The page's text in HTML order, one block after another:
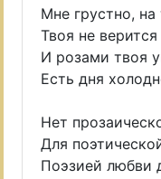
Мне грустно, на
Твоя не
И розами твоя
Есть дня
Нет
Для
Поэзией любви